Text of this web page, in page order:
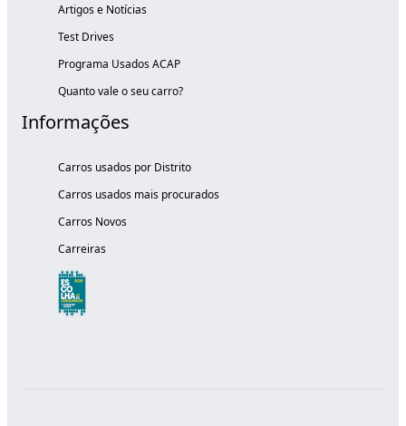
Artigos e Notícias
Test Drives
Programa Usados ACAP
Quanto vale o seu carro?
Informações
Carros usados por Distrito
Carros usados mais procurados
Carros Novos
Carreiras